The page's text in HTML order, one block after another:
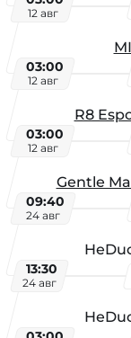
12 авг
03:00
12 авг
R8
03:00
12 авг
Gentle
09:40
24 авг
13:30
24 авг